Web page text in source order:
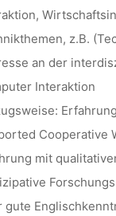
z.B.
an der
Interaktion
Cooperative
mit
gute